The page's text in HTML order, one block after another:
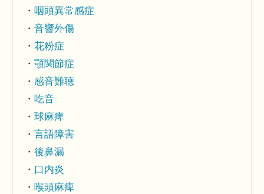
咽頭異常感症
音響外傷
花粉症
顎関節症
感音難聴
吃音
球麻痺
言語障害
後鼻漏
口内炎
喉頭麻痺